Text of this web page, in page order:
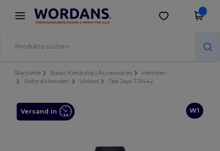
× Wordans App
Bessere Preise in der App!
App holen
Startseite Basic Kleidung | Accessoires
Hemden
Oxford Hemden
Unisex Tee Jays TJ1442
W1
Versand in